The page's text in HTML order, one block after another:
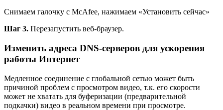
Снимаем галочку с McAfee, нажимаем «Установить сейчас»
Шаг 3. Перезапустить веб-браузер.
Изменить адреса DNS-серверов для ускорения
работы Интернет
Медленное соединение с глобальной сетью может быть
причиной проблем с просмотром видео, т.к. его скорости
может не хватать для буферизации (предварительной
подкачки) видео в реальном времени при просмотре.